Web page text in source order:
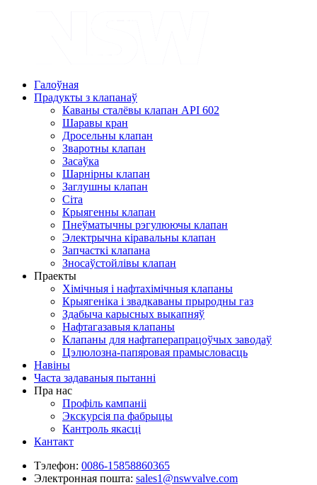
Галоўная
Прадукты з клапанаў
Каваны сталёвы клапан API 602
Шаравы кран
Дросельны клапан
Зваротны клапан
Засаўка
Шарнірны клапан
Заглушны клапан
Сіта
Крыягенны клапан
Пнеўматычны рэгулюючы клапан
Электрычна кіравальны клапан
Запчасткі клапана
Зносаўстойлівы клапан
Праекты
Хімічныя і нафтахімічныя клапаны
Крыягеніка і звадкаваны прыродны газ
Здабыча карысных выкапняў
Нафтагазавыя клапаны
Клапаны для нафтаперапрацоўчых заводаў
Цэлюлозна-папяровая прамысловасць
Навіны
Часта задаваныя пытанні
Пра нас
Профіль кампаніі
Экскурсія па фабрыцы
Кантроль якасці
Кантакт
Тэлефон: 0086-15858860365
Электронная пошта: sales1@nswvalve.com